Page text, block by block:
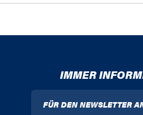
IMMER
FÜR DEN NEWSLETTER